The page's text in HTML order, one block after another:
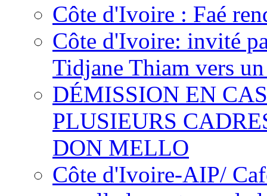
Côte d'Ivoire : Faé
Côte d'Ivoire: invité
Tidjane Thiam vers
DÉMISSION EN
PLUSIEURS
DON MELLO
Côte d'Ivoire-AIP/